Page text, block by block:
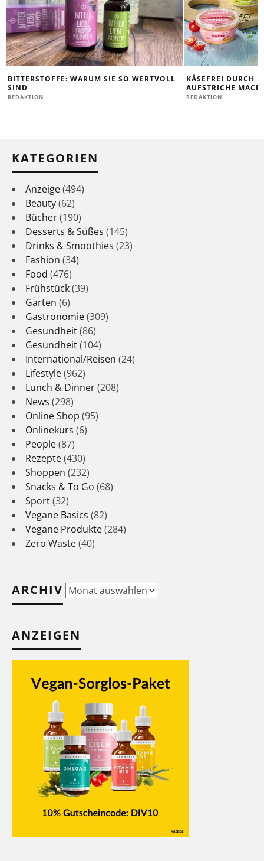
BITTERSTOFFE: WARUM SIE SO WERTVOLL
SIND
REDAKTION
KÄSEFREI DURCH
AUFSTRICHE
REDAKTION
KATEGORIEN
Anzeige(494)
Beauty(62)
Bücher(190)
Desserts & Süßes (145)
Drinks & Smoothies (23)
Fashion (34)
Food (476)
Frühstück(39)
Garten (6)
Gastronomie(309)
Gesundheit(86)
Gesundheit(104)
International/Reisen (24)
Lifestyle(962)
Lunch & Dinner(208)
News (298)
Online Shop (95)
Onlinekurs (6)
People(87)
Rezepte(430)
Shoppen (232)
Snacks & To Go (68)
Sport(32)
Vegane Basics (82)
Vegane Produkte(284)
Zero Waste(40)
ARCHIV Archiv
ANZEIGEN